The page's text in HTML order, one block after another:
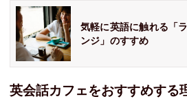
気軽に英語に触れる「
ンジ」のすすめ
英会話カフェをおすすめする